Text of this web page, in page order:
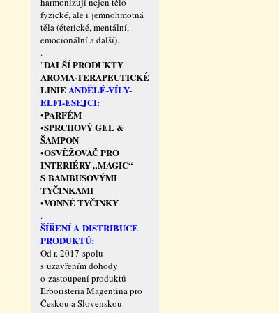
fyzické, ale i jemnohmotná
těla (éterické, mentální,
emocionální a další).
.
"DALŠÍ PRODUKTY
AROMA-TERAPEUTICKÉ
LINIEANDĚLÉ-VÍLY-
ELFI-ESEJCI:
•PARFÉM
•SPRCHOVÝ GEL &
ŠAMPON
•OSVĚŽOVAČ PRO
INTERIÉRY „MAGIC“
S BAMBUSOVÝMI
TYČINKAMI
•VONNÉ TYČINKY
.
ŠÍŘENÍ A DISTRIBUCE
PRODUKTŮ:
Od r. 2017 spolu
s uzavřením dohody
o zastoupení produktů
Erboristeria Magentina pro
Českou a Slovenskou